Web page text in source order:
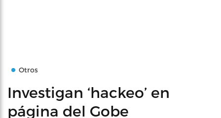
Otros
Investigan ‘hackeo’ en
página del Gobe